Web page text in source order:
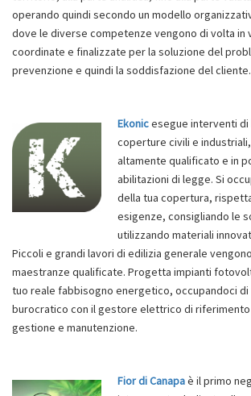
operando quindi secondo un modello
dove le diverse competenze vengono di volta in
coordinate e finalizzate per la soluzione del
prevenzione e quindi la soddisfazione del cliente.
Ekonicesegue interventi di
coperture civili e
altamente qualificato e in
abilitazioni di legge. Si
della tua copertura,
esigenze, consigliando le
utilizzando materiali
Piccoli e grandi lavori di edilizia generale
maestranze qualificate. Progetta impianti
tuo reale fabbisogno energetico, occupandoci
burocratico con il gestore elettrico di
gestione e manutenzione.
Fior di Canapaè il primo